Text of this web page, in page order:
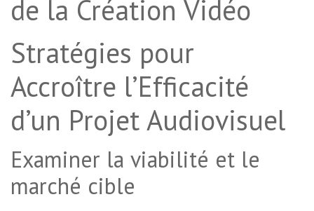
de la Création Vidéo
Stratégies pour
Accroître l’Efficacité
d’un Projet Audiovisuel
Examiner la viabilité et le
marché cible